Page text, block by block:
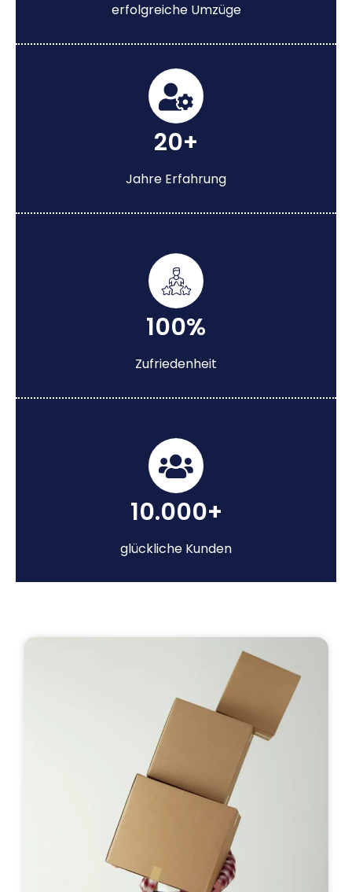
erfolgreiche Umzüge
20+
Jahre Erfahrung
100%
Zufriedenheit
10.000+
glückliche Kunden